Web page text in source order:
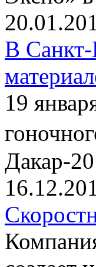
В Санкт-
19
Дакар-